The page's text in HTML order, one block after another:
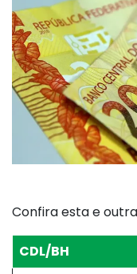
Confira esta e
CDL/BH